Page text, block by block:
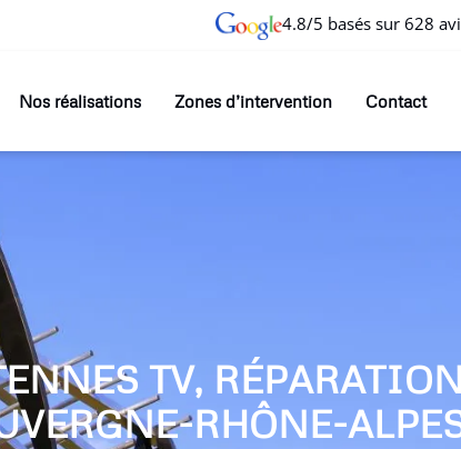
4.8/5 basés sur 628
Nos réalisations Zones d’intervention Contact
TV,
RHÔNE-